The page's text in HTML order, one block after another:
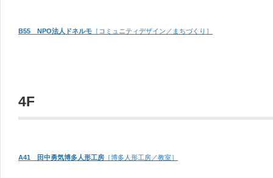
B55 NPO法人ドネルモ ［コミュニティデザイン／まちづくり］
4F
A41 田中勇気博多人形工房 ［博多人形工房／教室］